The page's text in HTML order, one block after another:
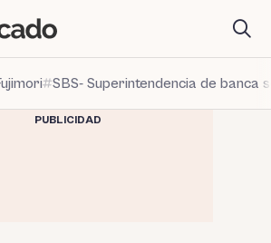
SBS- Superintendencia de banca
PUBLICIDAD